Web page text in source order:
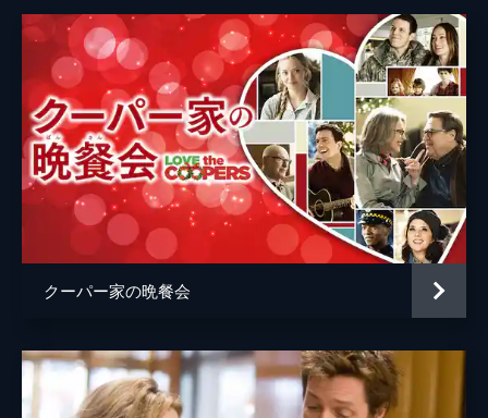
ロバート・ハーリング
音楽 エドワード・シェアマー
クーパー家の晩餐会